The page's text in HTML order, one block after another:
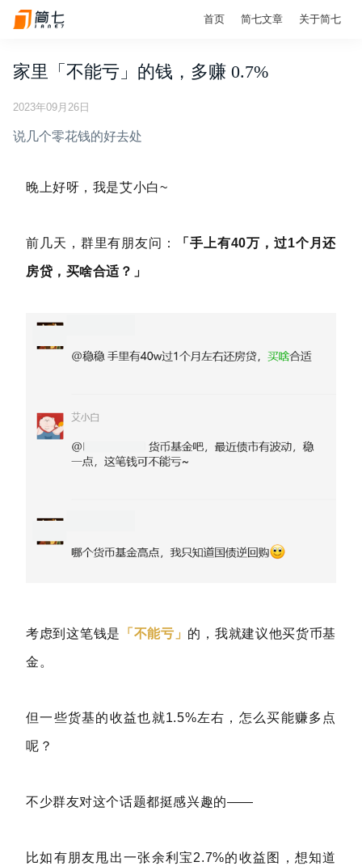
首页 简七文章 关于简七
家里「不能亏」的钱，多赚 0.7%
2023年09月26日
说几个零花钱的好去处
晚上好呀，我是艾小白~
前几天，群里有朋友问： 「手上有40万，过1个月还
房贷，买啥合适？」
考虑到这笔钱是 「不能亏」 的，我就建议他买货币基
金。
但一些货基的收益也就1.5%左右，怎么买能赚多点
呢？
不少群友对这个话题都挺感兴趣的——
比如有朋友甩出一张余利宝2.7%的收益图，想知道